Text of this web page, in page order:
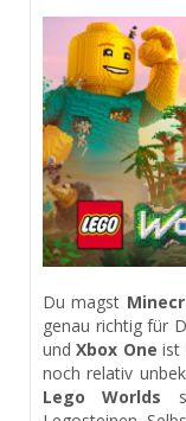
Du magst
genau richtig für
undXbox One ist
noch relativ
Lego Worlds